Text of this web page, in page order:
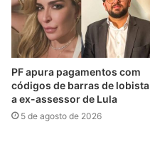
PF apura pagamentos com
códigos de barras de lobista
a ex-assessor de Lula
5 de agosto de 2026